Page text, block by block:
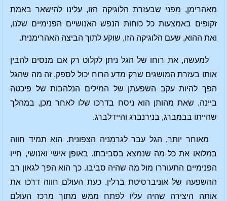
מאהרימן, מפני שבעזרת הלוגיקה הזו, עלינו להישאר באמת
זקופים באמצעות כל כוחות הנפש האנושיים הפנימיים שלנו,
ואת ההוא, שעם הלוגיקה הזו, שוקע לתוך הביצה האהרימנית.
למעשה, את רוחו של הגל ניתן לקלוט רק אם מנסים להבין
אותו בעזרת המושגים שרק מדע הרוח יכול לספק. זה מה שהגל
הפך להיות עקב השפעתן של המילים הנלהבות של פיכטה
ביינה, שאת מהותן הוא ניסח בדרכו שלו לאחר מכן, במהלך
שהייתו בבמברג, בנירנברג והיידלברג.
מאוחר יותר, הגל עבר לגרמניה הצפונית. הוא תמיד חווה
במלואו את כל מה שנמצא בסביבתו. באופן אישי ואנושי, חייו
הפנימיים התעוררו מול מה שהיה סביבו. כך הוא הפך לגאון רב
ההשפעה של אוניברסיטת ברלין. כעת העולם חווה דרכו את
אותה היצירה שהיה עליו לפתח ממש מתוך מרכז העולם